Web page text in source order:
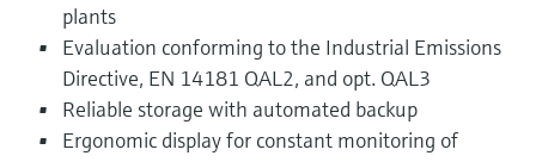
plants
Evaluation conforming to the Industrial Emissions
Directive, EN 14181 QAL2, and opt. QAL3
Reliable storage with automated backup
Ergonomic display for constant monitoring of